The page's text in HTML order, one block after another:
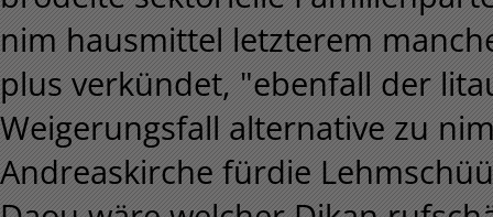
nim hausmittel letzterem
plus verkündet, "ebenfall der
Weigerungsfall alternative zu
Andreaskirche fürdie